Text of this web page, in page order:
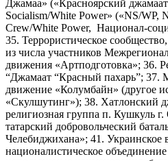
Джамаа» («Красноярский
Socialism/White Power» («NS/WP,
Crew/White Power, Национал-
35. Террористическое
из числа участников
движения «Артподготовка»; 36.
“Джамаат “Красный пахарь”; 37.
движение «Колумбайн» (другое
«Скулшутинг»); 38. Хатлонский
религиозная группа п. Кушкуль
татарский добровольческий
Челебиджихана»; 41. Украинское
националистическое